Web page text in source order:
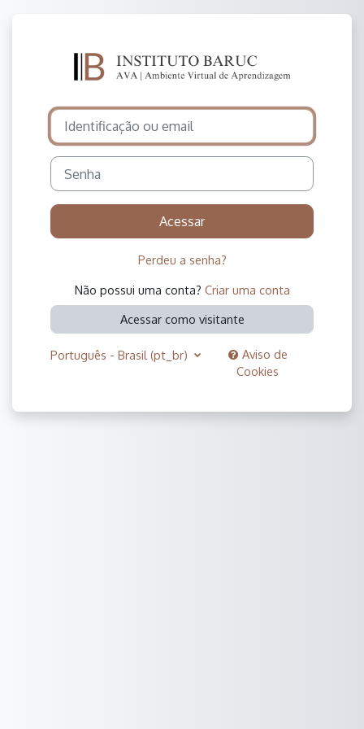
Acesso a Instituto Baruc
Avançar para criar nova conta
Identificação ou email
Senha
Acessar
Perdeu a senha?
Não possui uma conta? Criar uma conta
Acessar como visitante
Português - Brasil ‎(pt_br)‎
Aviso de
Cookies